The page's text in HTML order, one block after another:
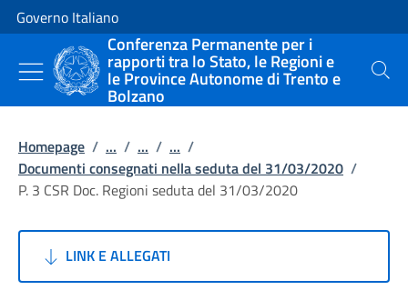
Vai al contenuto
Vai alla navigazione del sito
Governo Italiano
Conferenza Permanente per i
rapporti tra lo Stato, le Regioni e
le Province Autonome di Trento e
Bolzano
Cerca
Homepage / ... / ... / ... /
Documenti consegnati nella seduta del 31/03/2020 /
P. 3 CSR Doc. Regioni seduta del 31/03/2020
LINK E ALLEGATI